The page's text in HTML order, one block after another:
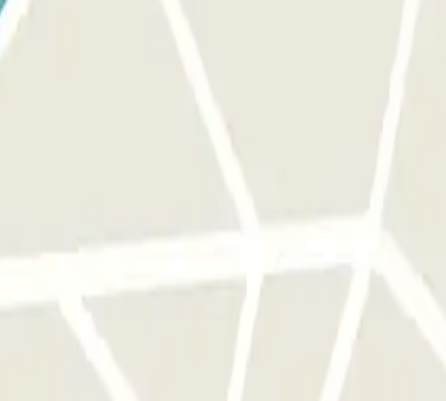
de este operador disponibles en Parclick.